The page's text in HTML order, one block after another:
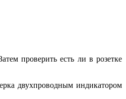
проверить есть ли в розетке
двухпроводным индикатором